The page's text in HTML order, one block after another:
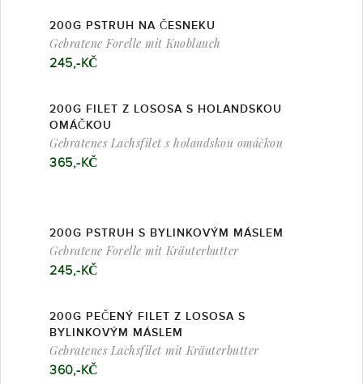
200G PSTRUH NA ČESNEKU
Gebratene Forelle mit Knoblauch
245,-KČ
200G FILET Z LOSOSA S HOLANDSKOU
OMÁČKOU
Gebratenes Lachsfilet s holandskou omáčkou
365,-KČ
200G PSTRUH S BYLINKOVÝM MÁSLEM
Gebratene Forelle mit Kräuterbutter
245,-KČ
200G PEČENÝ FILET Z LOSOSA S
BYLINKOVÝM MÁSLEM
Gebratenes Lachsfilet mit Kräuterbutter
360,-KČ